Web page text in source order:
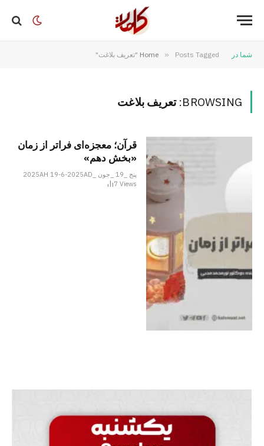
شما در Home » Posts Tagged "تعریف بلاغت"
BROWSING: تعریف بلاغت
قرآن؛ معجزه‌ای فراتر از زمان
«بخش دهم»
پنج _19 _جون _2025AH 19-6-2025AD
7Views